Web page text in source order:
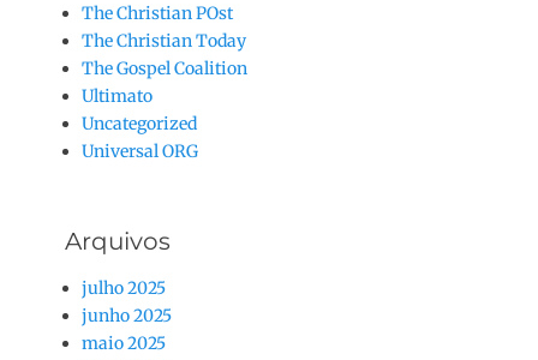
The Christian POst
The Christian Today
The Gospel Coalition
Ultimato
Uncategorized
Universal ORG
Arquivos
julho 2025
junho 2025
maio 2025